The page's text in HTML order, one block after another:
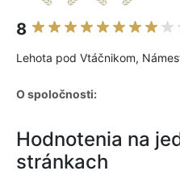
8
Lehota pod Vtáčnikom,
O spoločnosti:
Hodnotenia na
stránkach